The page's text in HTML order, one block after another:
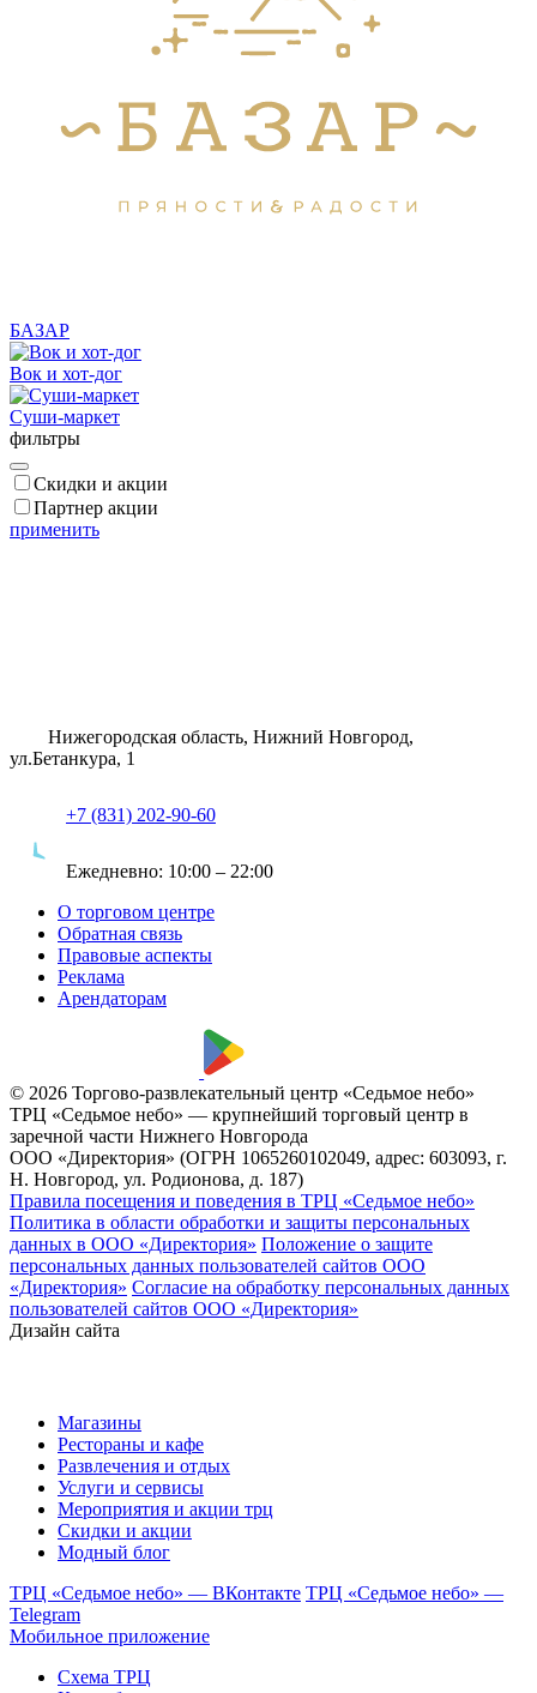
БАЗАР
Вок и хот-дог
Суши-маркет
фильтры
Скидки и акции
Партнер акции
применить
Нижегородская область, Нижний Новгород,
ул.Бетанкура, 1
+7 (831) 202-90-60
Ежедневно: 10:00 – 22:00
О торговом центре
Обратная связь
Правовые аспекты
Реклама
Арендаторам
© 2026 Торгово-развлекательный центр «Седьмое небо»
ТРЦ «Седьмое небо» — крупнейший торговый центр в
заречной части Нижнего Новгорода
ООО «Директория» (ОГРН 1065260102049, адрес: 603093, г.
Н. Новгород, ул. Родионова, д. 187)
Правила посещения и поведения в ТРЦ «Седьмое небо»
Политика в области обработки и защиты персональных
данных в ООО «Директория» Положение о защите
персональных данных пользователей сайтов ООО
«Директория» Согласие на обработку персональных данных
пользователей сайтов ООО «Директория»
Дизайн сайта
Магазины
Рестораны и кафе
Развлечения и отдых
Услуги и сервисы
Мероприятия и акции трц
Скидки и акции
Модный блог
ТРЦ «Седьмое небо» — ВКонтакте ТРЦ «Седьмое небо» —
Telegram
Мобильное приложение
Схема ТРЦ